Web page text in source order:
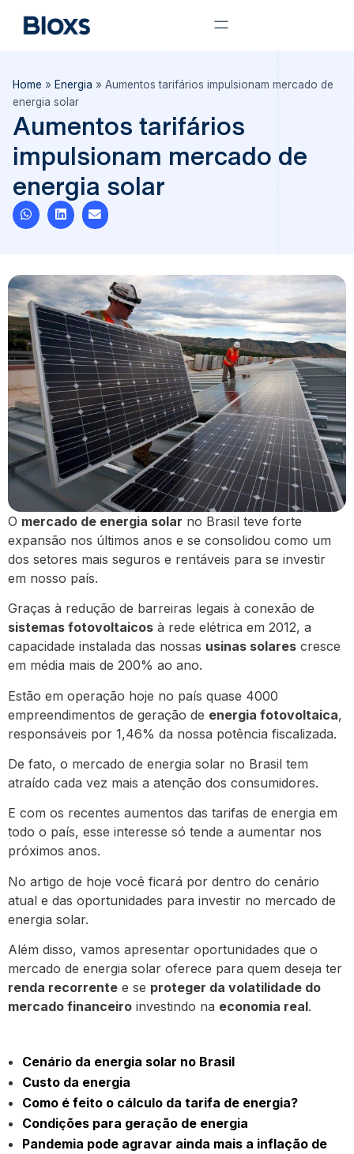
Home » Energia » Aumentos tarifários impulsionam mercado de
energia solar
Aumentos tarifários
impulsionam mercado de
energia solar
O mercado de energia solar no Brasil teve forte
expansão nos últimos anos e se consolidou como um
dos setores mais seguros e rentáveis para se investir
em nosso país.
Graças à redução de barreiras legais à conexão de
sistemas fotovoltaicos à rede elétrica em 2012, a
capacidade instalada das nossas usinas solares cresce
em média mais de 200% ao ano.
Estão em operação hoje no país quase 4000
empreendimentos de geração de energia fotovoltaica,
responsáveis por 1,46% da nossa potência fiscalizada.
De fato, o mercado de energia solar no Brasil tem
atraído cada vez mais a atenção dos consumidores.
E com os recentes aumentos das tarifas de energia em
todo o país, esse interesse só tende a aumentar nos
próximos anos.
No artigo de hoje você ficará por dentro do cenário
atual e das oportunidades para investir no mercado de
energia solar.
Além disso, vamos apresentar oportunidades que o
mercado de energia solar oferece para quem deseja ter
renda recorrente e se proteger da volatilidade do
mercado financeiro investindo na economia real.
Cenário da energia solar no Brasil
Custo da energia
Como é feito o cálculo da tarifa de energia?
Condições para geração de energia
Pandemia pode agravar ainda mais a inflação de